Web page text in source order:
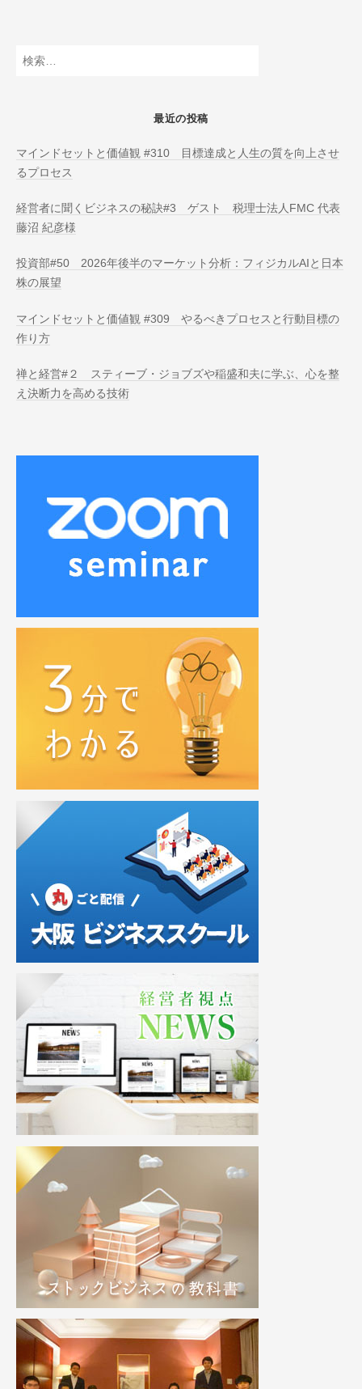
検
最近の投稿
マインドセットと価値観 #310 目標達成と人生の質を向上させ
るプロセス
経営者に聞くビジネスの秘訣#3 ゲスト 税理士法人FMC 代表
藤沼 紀彦様
投資部#50 2026年後半のマーケット分析：フィジカルAIと日本
株の展望
マインドセットと価値観 #309 やるべきプロセスと行動目標の
作り方
禅と経営#２ スティーブ・ジョブズや稲盛和夫に学ぶ、心を整
え決断力を高める技術